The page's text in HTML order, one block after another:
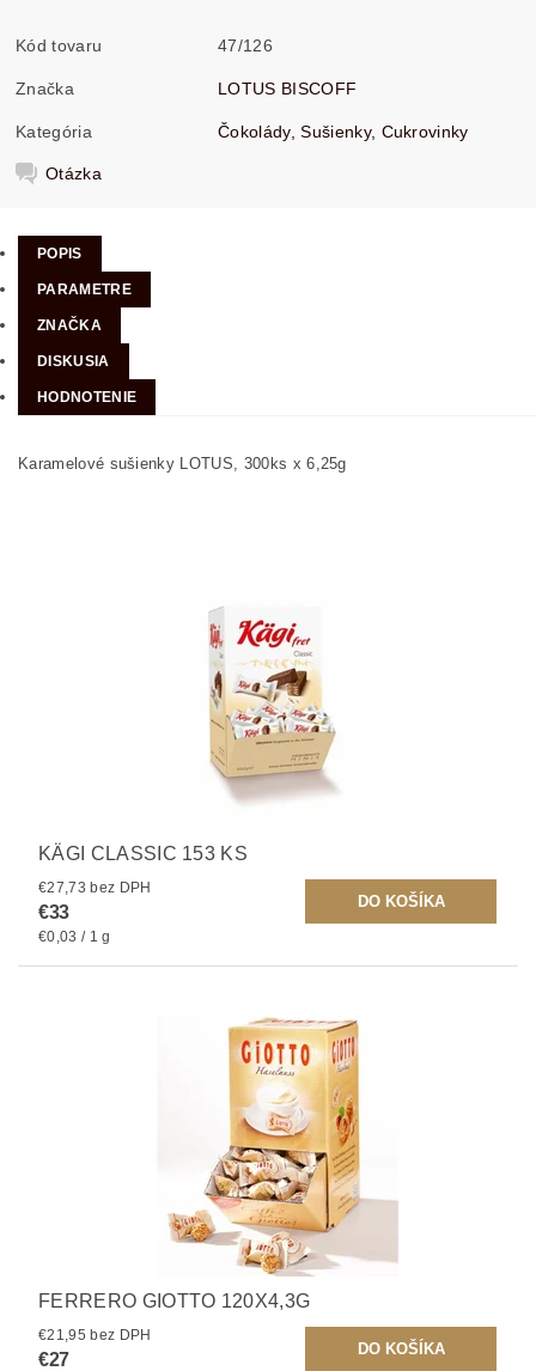
Kód tovaru 47/126
Značka LOTUS BISCOFF
Kategória Čokolády, Sušienky, Cukrovinky
Otázka
POPIS
PARAMETRE
ZNAČKA
DISKUSIA
HODNOTENIE
Karamelové sušienky LOTUS, 300ks x 6,25g
KÄGI CLASSIC 153 KS
€27,73 bez DPH
€33
€0,03 / 1 g
FERRERO GIOTTO 120X4,3G
€21,95 bez DPH
€27